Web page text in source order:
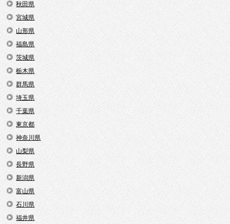
秋田県
宮城県
山形県
福島県
茨城県
栃木県
群馬県
埼玉県
千葉県
東京都
神奈川県
山梨県
長野県
新潟県
富山県
石川県
福井県